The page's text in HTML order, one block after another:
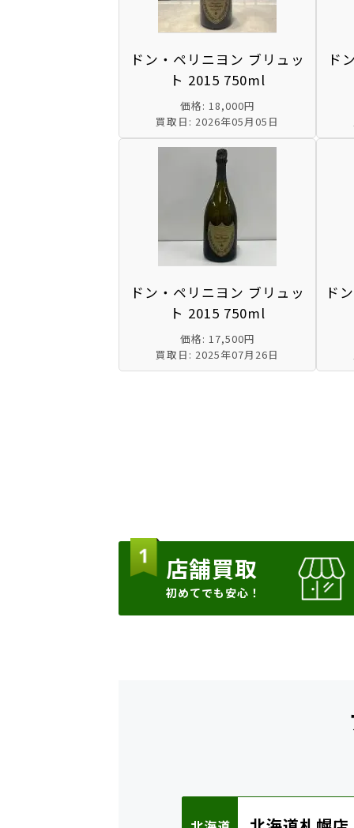
ドン・ペリニヨン ブリュッ
ト 2015 750ml
価格: 18,000円
買取日: 2026年05月05日
ド
ドン・ペリニヨン ブリュッ
ト 2015 750ml
価格: 17,500円
買取日: 2025年07月26日
ド
店舗買取
初めてでも安心！